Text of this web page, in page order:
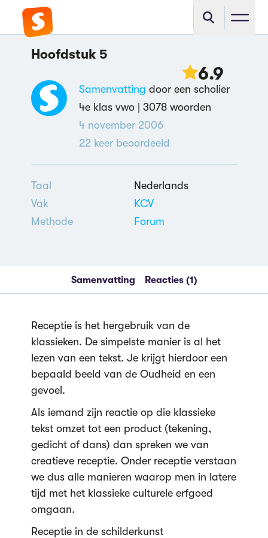
Hoofdstuk 5
6.9
Samenvatting door een scholier
4e klas vwo | 3078 woorden
4 november 2006
22keer beoordeeld
Taal
Nederlands
Vak
KCV
Methode
Forum
Samenvatting Reacties (1)
Receptie is het hergebruik van de
klassieken. De simpelste manier is al het
lezen van een tekst. Je krijgt hierdoor een
bepaald beeld van de Oudheid en een
gevoel.
Als iemand zijn reactie op die klassieke
tekst omzet tot een product (tekening,
gedicht of dans) dan spreken we van
creatieve receptie. Onder receptie verstaan
we dus alle manieren waarop men in latere
tijd met het klassieke culturele erfgoed
omgaan.
Receptie in de schilderkunst